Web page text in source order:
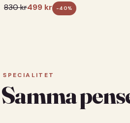
830kr499 kr -40%
SPECIALITET